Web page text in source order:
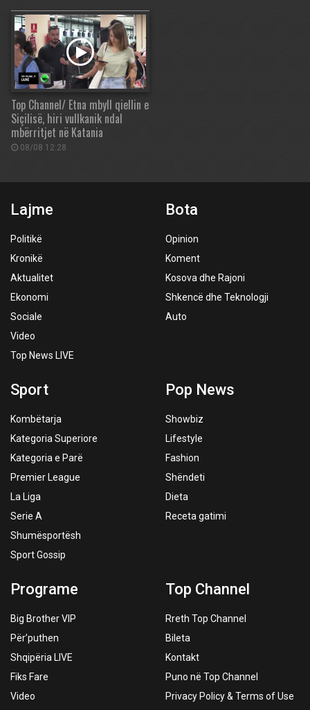
Top Channel/ Etna mbyll qiellin e
Siçilisë, hiri vullkanik ndal
mbërritjet në Katania
08/08 12:28
Lajme
Politikë
Kronikë
Aktualitet
Ekonomi
Sociale
Video
Top News LIVE
Bota
Opinion
Koment
Kosova dhe Rajoni
Shkencë dhe Teknologji
Auto
Sport
Kombëtarja
Kategoria Superiore
Kategoria e Parë
Premier League
La Liga
Serie A
Shumësportësh
Sport Gossip
Pop News
Showbiz
Lifestyle
Fashion
Shëndeti
Dieta
Receta gatimi
Programe
Big Brother VIP
Për’puthen
Shqipëria LIVE
Fiks Fare
Video
Top Channel
Rreth Top Channel
Bileta
Kontakt
Puno në Top Channel
Privacy Policy & Terms of Use